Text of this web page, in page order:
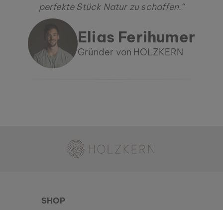
perfekte Stück Natur zu schaffen.“
Elias Ferihumer
Gründer von HOLZKERN
SHOP